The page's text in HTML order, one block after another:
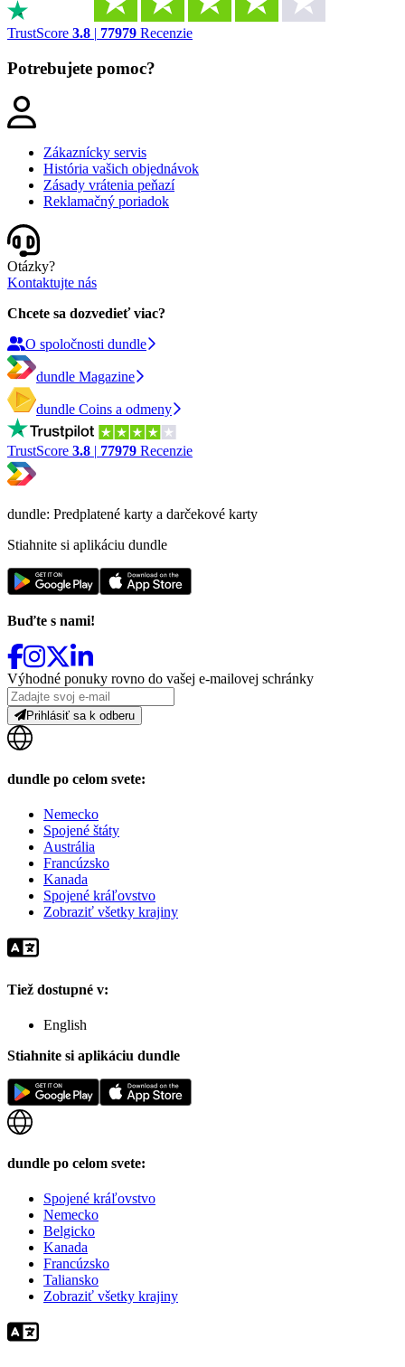
TrustScore 3.8 | 77979 Recenzie
Potrebujete pomoc?
Zákaznícky servis
História vašich objednávok
Zásady vrátenia peňazí
Reklamačný poriadok
Otázky?
Kontaktujte nás
Chcete sa dozvedieť viac?
O spoločnosti dundle
dundle Magazine
dundle Coins a odmeny
TrustScore 3.8 | 77979 Recenzie
dundle: Predplatené karty a darčekové karty
Stiahnite si aplikáciu dundle
Buďte s nami!
Výhodné ponuky rovno do vašej e-mailovej schránky
Prihlásiť sa k odberu
dundle po celom svete:
Nemecko
Spojené štáty
Austrália
Francúzsko
Kanada
Spojené kráľovstvo
Zobraziť všetky krajiny
Tiež dostupné v:
English
Stiahnite si aplikáciu dundle
dundle po celom svete:
Spojené kráľovstvo
Nemecko
Belgicko
Kanada
Francúzsko
Taliansko
Zobraziť všetky krajiny